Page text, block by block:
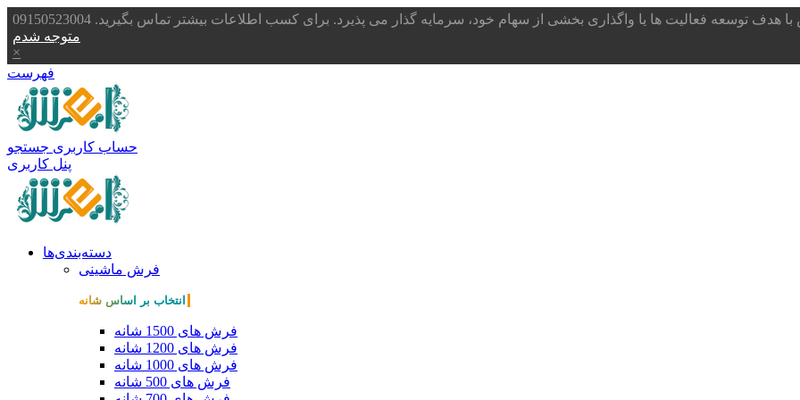
با هدف توسعه فعالیت ها یا واگذاری بخشی از سهام خود، سرمایه گذار می پذیرد. برای کسب اطلاعات بیشتر تماس بگیرید. 09150523004
متوجه شدم
×
فهرست
حساب کاربری جستجو
پنل کاربری
دسته‌بندی‌ها
فرش ماشینی
انتخاب بر اساس شانه
فرش های 1500 شانه
فرش های 1200 شانه
فرش های 1000 شانه
فرش های 500 شانه